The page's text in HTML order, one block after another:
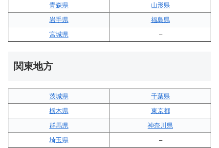
青森県
山形県
岩手県
福島県
宮城県
–
関東地方
茨城県
千葉県
栃木県
東京都
群馬県
神奈川県
埼玉県
–